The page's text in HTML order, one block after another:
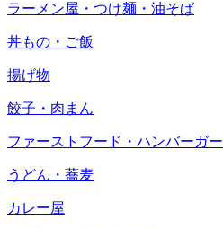
ラーメン屋・つけ麺・油そば
丼もの・ご飯
揚げ物
餃子・肉まん
ファーストフード・ハンバーガー
うどん・蕎麦
カレー屋